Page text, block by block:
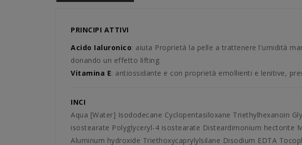
PRINCIPI ATTIVI
Acido Ialuronico: aiuta Proprietà la pelle a trattenere l'umidità
donando un effetto lifting.
Vitamina E: antiossidante e con proprietà emollienti e lenitive,
INCI
Aqua [Water] Isododecane Cyclopentasiloxane Triethylhexanoin
isostearate Polyglyceryl-4 isostearate Disteardimonium hectorite
Aluminum hydroxide Triethoxycaprylylsilane Disodium EDTA